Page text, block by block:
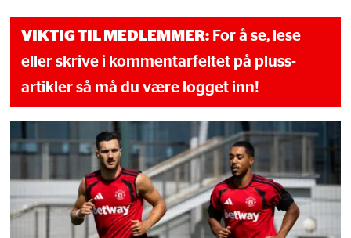
VIKTIG TIL MEDLEMMER: For å se, lese
eller skrive i kommentarfeltet på pluss-
artikler så må du være logget inn!